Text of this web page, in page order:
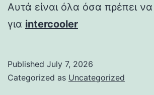
Αυτά είναι όλα όσα πρέπει να
για intercooler
Published July 7, 2026
Categorized as Uncategorized